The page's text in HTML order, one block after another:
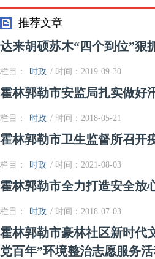
推荐文章
达来胡硕苏木“四个到位”狠
栏目： 时政 / 时间：2019-09-30
霍林郭勒市安监局扎实做好
栏目： 时政 / 时间：2018-05-21
霍林郭勒市卫生监督所召开
栏目： 时政 / 时间：2021-08-03
霍林郭勒市全力打造安全放
栏目： 时政 / 时间：2018-07-03
霍林郭勒市豪林社区新时代
党百年”环境整治志愿服务